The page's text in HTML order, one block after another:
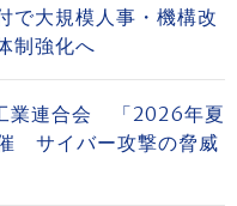
で大規模人事・機構改
制強化へ
業連合会 「2026年夏
サイバー攻撃の脅威